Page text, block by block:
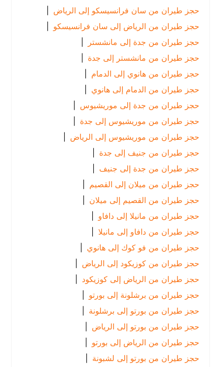
حجز طيران من سان فرانسيسكو إلى الرياض
|
حجز طيران من الرياض إلى سان فرانسيسكو |
حجز طيران من جدة إلى مانشستر |
حجز طيران من مانشستر إلى جدة
حجز طيران من هانوي إلى الدمام
|
حجز طيران من الدمام إلى هانوي
|
حجز طيران من جدة إلى موريشيوس |
حجز طيران من موريشيوس إلى جدة
حجز طيران من موريشيوس إلى الرياض
|
حجز طيران من جنيف إلى جدة
حجز طيران من جدة إلى جنيف |
حجز طيران من ميلان إلى القصيم |
حجز طيران من القصيم إلى ميلان |
حجز طيران من مانيلا إلى دافاو
|
حجز طيران من دافاو إلى مانيلا |
حجز طيران من فو كوك إلى هانوي
|
حجز طيران من كوزيكود إلى الرياض
|
حجز طيران من الرياض إلى كوزيكود
|
حجز طيران من برشلونة إلى بورتو
|
حجز طيران من بورتو إلى برشلونة
|
حجز طيران من بورتو إلى الرياض
|
حجز طيران من الرياض إلى بورتو
|
حجز طيران من بورتو إلى لشبونة |